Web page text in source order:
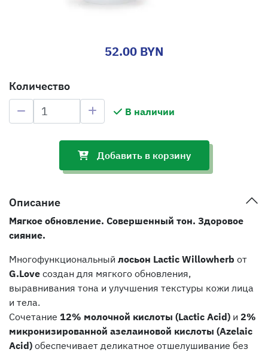
52.00 BYN
Количество
В наличии
Добавить в корзину
Описание
Мягкое обновление. Совершенный тон. Здоровое
сияние.
Многофункциональный лосьон Lactic Willowherb от
G.Love создан для мягкого обновления,
выравнивания тона и улучшения текстуры кожи лица
и тела.
Сочетание 12% молочной кислоты (Lactic Acid) и 2%
микронизированной азелаиновой кислоты (Azelaic
Acid) обеспечивает деликатное отшелушивание без